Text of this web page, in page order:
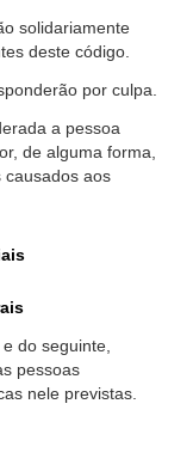
solidariamente
deste código.
por culpa.
a pessoa
de alguma forma,
causados aos
do seguinte,
pessoas
nele previstas.